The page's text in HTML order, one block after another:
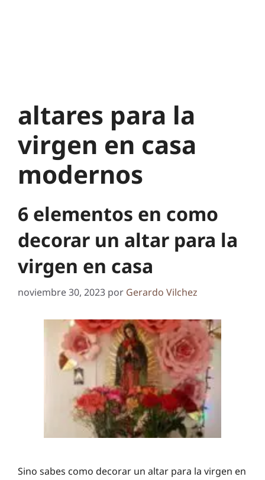
altares para la
virgen en casa
modernos
6 elementos en como
decorar un altar para la
virgen en casa
noviembre 30, 2023 por Gerardo Vilchez
Sino sabes como decorar un altar para la virgen en